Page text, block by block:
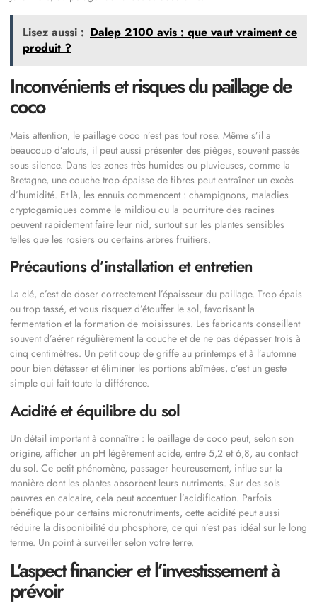
Lisez aussi : Dalep 2100 avis : que vaut vraiment ce
produit ?
Inconvénients et risques du paillage de
coco
Mais attention, le paillage coco n’est pas tout rose. Même s’il a
beaucoup d’atouts, il peut aussi présenter des pièges, souvent passés
sous silence. Dans les zones très humides ou pluvieuses, comme la
Bretagne, une couche trop épaisse de fibres peut entraîner un excès
d’humidité. Et là, les ennuis commencent : champignons, maladies
cryptogamiques comme le mildiou ou la pourriture des racines
peuvent rapidement faire leur nid, surtout sur les plantes sensibles
telles que les rosiers ou certains arbres fruitiers.
Précautions d’installation et entretien
La clé, c’est de doser correctement l’épaisseur du paillage. Trop épais
ou trop tassé, et vous risquez d’étouffer le sol, favorisant la
fermentation et la formation de moisissures. Les fabricants conseillent
souvent d’aérer régulièrement la couche et de ne pas dépasser trois à
cinq centimètres. Un petit coup de griffe au printemps et à l’automne
pour bien détasser et éliminer les portions abîmées, c’est un geste
simple qui fait toute la différence.
Acidité et équilibre du sol
Un détail important à connaître : le paillage de coco peut, selon son
origine, afficher un pH légèrement acide, entre 5,2 et 6,8, au contact
du sol. Ce petit phénomène, passager heureusement, influe sur la
manière dont les plantes absorbent leurs nutriments. Sur des sols
pauvres en calcaire, cela peut accentuer l’acidification. Parfois
bénéfique pour certains micronutriments, cette acidité peut aussi
réduire la disponibilité du phosphore, ce qui n’est pas idéal sur le long
terme. Un point à surveiller selon votre terre.
L’aspect financier et l’investissement à
prévoir